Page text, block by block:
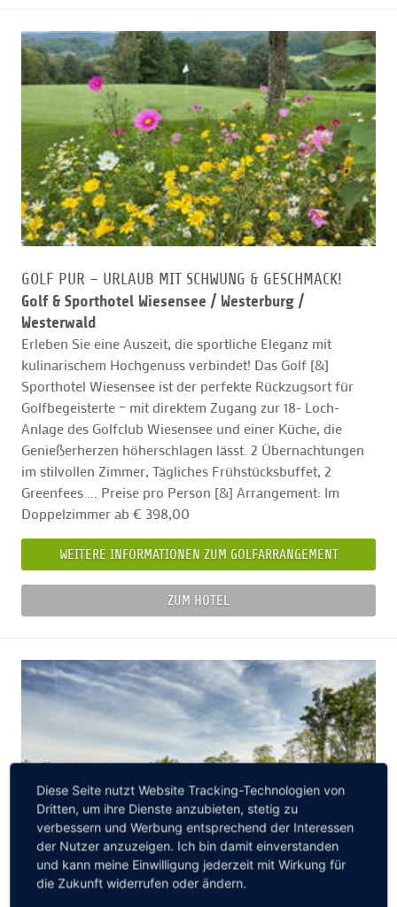
GOLF PUR – URLAUB MIT SCHWUNG & GESCHMACK!
Golf & Sporthotel Wiesensee / Westerburg /
Westerwald
Erleben Sie eine Auszeit, die sportliche Eleganz mit
kulinarischem Hochgenuss verbindet! Das Golf [&]
Sporthotel Wiesensee ist der perfekte Rückzugsort für
Golfbegeisterte – mit direktem Zugang zur 18- Loch-
Anlage des Golfclub Wiesensee und einer Küche, die
Genießerherzen höherschlagen lässt. 2 Übernachtungen
im stilvollen Zimmer, Tägliches Frühstücksbuffet, 2
Greenfees ... Preise pro Person [&] Arrangement: Im
Doppelzimmer ab € 398,00
WEITERE INFORMATIONEN ZUM GOLFARRANGEMENT
ZUM HOTEL
Diese Seite nutzt Website Tracking-Technologien von
Dritten, um ihre Dienste anzubieten, stetig zu
verbessern und Werbung entsprechend der Interessen
der Nutzer anzuzeigen. Ich bin damit einverstanden
und kann meine Einwilligung jederzeit mit Wirkung für
die Zukunft widerrufen oder ändern.